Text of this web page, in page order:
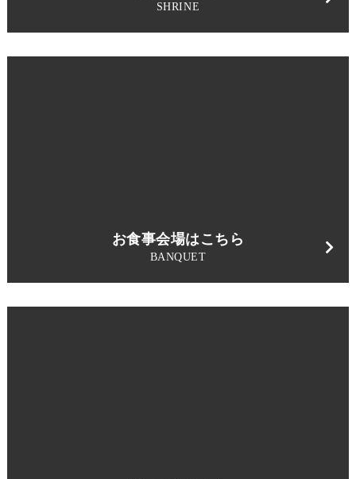
SHRINE
お食事会場はこちら
BANQUET